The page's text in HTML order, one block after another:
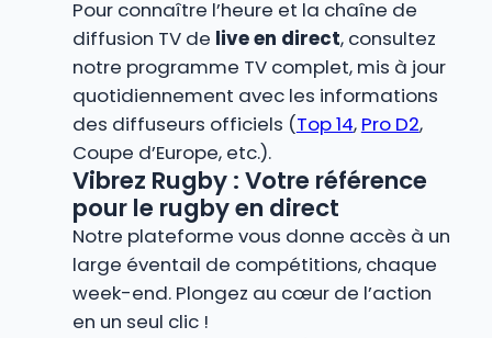
Pour connaître l’heure et la chaîne de
diffusion TV de live en direct, consultez
notre programme TV complet, mis à jour
quotidiennement avec les informations
des diffuseurs officiels (Top 14, Pro D2,
Coupe d’Europe, etc.).
Vibrez Rugby : Votre référence
pour le rugby en direct
Notre plateforme vous donne accès à un
large éventail de compétitions, chaque
week-end. Plongez au cœur de l’action
en un seul clic !